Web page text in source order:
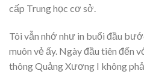
cấp Trung học cơ sở.
Tôi vẫn nhớ như in buổi đầu
muôn vẻ ấy. Ngày đầu tiên đến
thông Quảng Xương I không